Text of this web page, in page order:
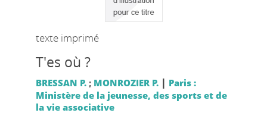
texte imprimé
T'es où ?
BRESSAN P.; MONROZIER P. | Paris :
Ministère de la jeunesse, des sports et de
la vie associative